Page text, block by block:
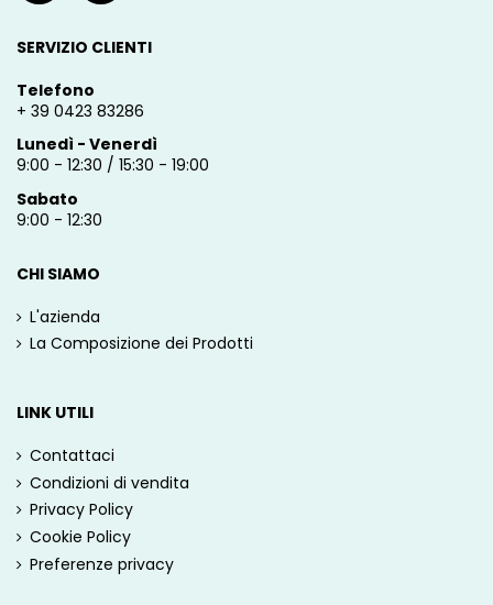
SERVIZIO CLIENTI
Telefono
+ 39 0423 83286
Lunedì - Venerdì
9:00 - 12:30 / 15:30 - 19:00
Sabato
9:00 - 12:30
CHI SIAMO
L'azienda
La Composizione dei Prodotti
LINK UTILI
Contattaci
Condizioni di vendita
Privacy Policy
Cookie Policy
Preferenze privacy